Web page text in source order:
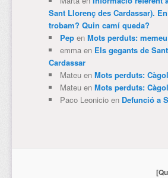
Sant Llorenç des Cardassar).
trobam? Quin camí queda?
Pepen Mots perduts: memeu
emmaen Els gegants de
Cardassar
Mateuen Mots perduts:
Mateuen Mots perduts:
Paco Leonicioen Defunció a